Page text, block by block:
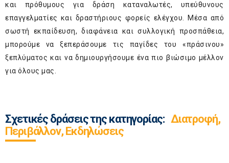
και πρόθυμους για δράση καταναλωτές, υπεύθυνους
επαγγελματίες και δραστήριους φορείς ελέγχου. Μέσα από
σωστή εκπαίδευση, διαφάνεια και συλλογική προσπάθεια,
μπορούμε να ξεπεράσουμε τις παγίδες του «πράσινου»
ξεπλύματος και να δημιουργήσουμε ένα πιο βιώσιμο μέλλον
για όλους μας.
Σχετικές δράσεις της κατηγορίας: Διατροφή,
Περιβάλλον, Εκδηλώσεις